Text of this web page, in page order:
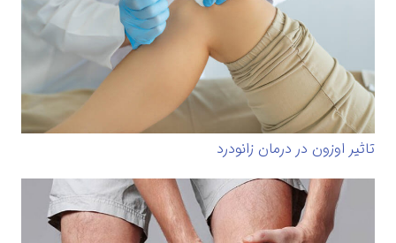
تاثیر اوزون در درمان زانودرد